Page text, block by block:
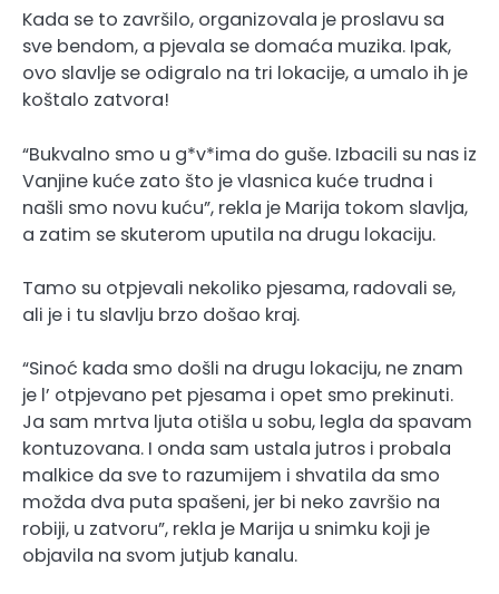
Kada se to završilo, organizovala je proslavu sa
sve bendom, a pjevala se domaća muzika. Ipak,
ovo slavlje se odigralo na tri lokacije, a umalo ih je
koštalo zatvora!
“Bukvalno smo u g*v*ima do guše. Izbacili su nas iz
Vanjine kuće zato što je vlasnica kuće trudna i
našli smo novu kuću”, rekla je Marija tokom slavlja,
a zatim se skuterom uputila na drugu lokaciju.
Tamo su otpjevali nekoliko pjesama, radovali se,
ali je i tu slavlju brzo došao kraj.
“Sinoć kada smo došli na drugu lokaciju, ne znam
je l’ otpjevano pet pjesama i opet smo prekinuti.
Ja sam mrtva ljuta otišla u sobu, legla da spavam
kontuzovana. I onda sam ustala jutros i probala
malkice da sve to razumijem i shvatila da smo
možda dva puta spašeni, jer bi neko završio na
robiji, u zatvoru”, rekla je Marija u snimku koji je
objavila na svom jutjub kanalu.